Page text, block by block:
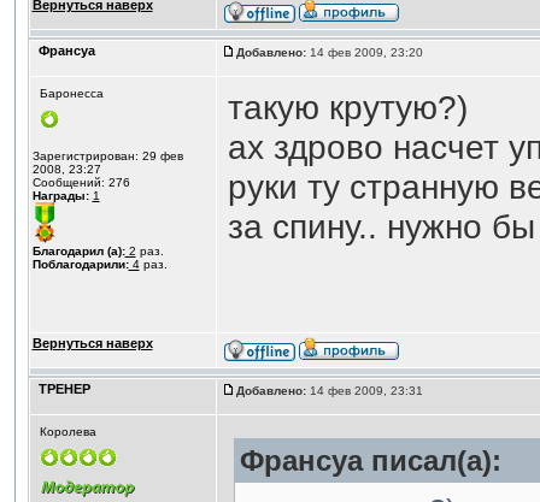
Вернуться наверх
Франсуа Добавлено:14 фев 2009, 23:20
Баронесса
Зарегистрирован: 29 фев
2008, 23:27
Сообщений: 276
Награды: 1
Благодарил (а):2 раз.
Поблагодарили:4раз.
такую крутую?)
ах здрово насчет
руки ту странную
за спину.. нужно
Вернуться наверх
ТРЕНЕР Добавлено:14 фев 2009, 23:31
Королева
Франсуа писал(а):